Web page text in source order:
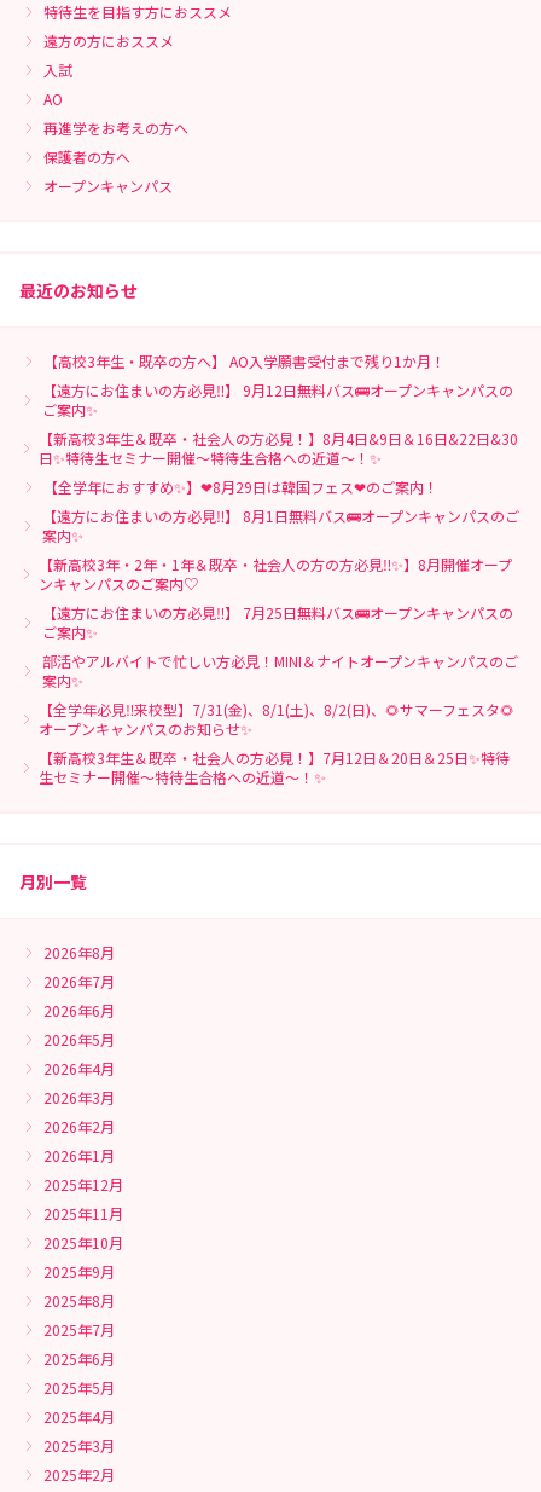
特待生を目指す方におススメ
遠方の方におススメ
入試
AO
再進学をお考えの方へ
保護者の方へ
オープンキャンパス
最近のお知らせ
【高校3年生・既卒の方へ】 AO入学願書受付まで残り1か月！
【遠方にお住まいの方必見‼】 9月12日無料バス🚌オープンキャンパスの
ご案内✨
【新高校3年生＆既卒・社会人の方必見！】8月4日&9日＆16日&22日&30
日✨特待生セミナー開催～特待生合格への近道～！✨
【全学年におすすめ✨】❤8月29日は韓国フェス❤のご案内！
【遠方にお住まいの方必見‼】 8月1日無料バス🚌オープンキャンパスのご
案内✨
【新高校3年・2年・1年＆既卒・社会人の方の方必見‼✨】8月開催オープ
ンキャンパスのご案内♡
【遠方にお住まいの方必見‼】 7月25日無料バス🚌オープンキャンパスの
ご案内✨
部活やアルバイトで忙しい方必見！MINI＆ナイトオープンキャンパスのご
案内✨
【全学年必見‼来校型】7/31(金)、8/1(土)、8/2(日)、🌻サマーフェスタ🌻
オープンキャンパスのお知らせ✨
【新高校3年生＆既卒・社会人の方必見！】7月12日＆20日＆25日✨特待
生セミナー開催～特待生合格への近道～！✨
月別一覧
2026年8月
2026年7月
2026年6月
2026年5月
2026年4月
2026年3月
2026年2月
2026年1月
2025年12月
2025年11月
2025年10月
2025年9月
2025年8月
2025年7月
2025年6月
2025年5月
2025年4月
2025年3月
2025年2月